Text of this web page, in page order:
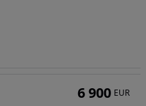
6 900 EUR